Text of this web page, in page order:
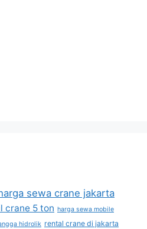
sewa crane jakarta
crane 5 ton harga sewa mobile
hidrolik rental crane di jakarta